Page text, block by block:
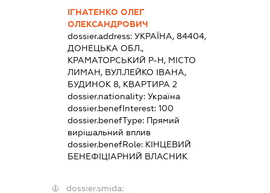
ІГНАТЕНКО ОЛЕГ
ОЛЕКСАНДРОВИЧ
dossier.address: УКРАЇНА, 84404,
ДОНЕЦЬКА ОБЛ.,
КРАМАТОРСЬКИЙ Р-Н, МІСТО
ЛИМАН, ВУЛ.ЛЕЙКО ІВАНА,
БУДИНОК 8, КВАРТИРА 2
dossier.nationality: Україна
dossier.benefInterest: 100
dossier.benefType: Прямий
вирішальний вплив
dossier.benefRole: КІНЦЕВИЙ
БЕНЕФІЦІАРНИЙ ВЛАСНИК
dossier.smida: